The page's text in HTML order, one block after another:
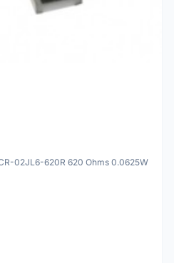
02JL6-620R 620 Ohms 0.0625W